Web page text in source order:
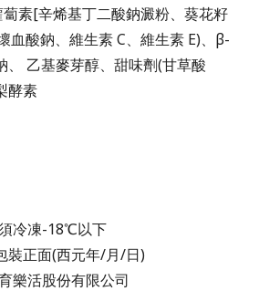
素[辛烯基丁二酸鈉澱粉、葵花籽
血酸鈉、維生素 C、維生素 E)、β-
、 乙基麥芽醇、甜味劑(甘草酸
酵素
冷凍-18℃以下
裝正面(西元年/月/日)
樂活股份有限公司